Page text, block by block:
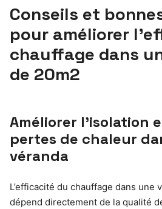
Conseils et
pour améliorer
chauffage dans
de 20m2
Améliorer l’isolation
pertes de chaleur
véranda
L’efficacité du chauffage dans une
dépend directement de la qualité